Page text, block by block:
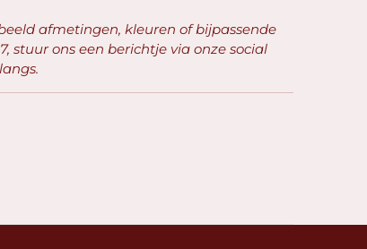
afmetingen, kleuren of bijpassende
stuur ons een berichtje via onze social